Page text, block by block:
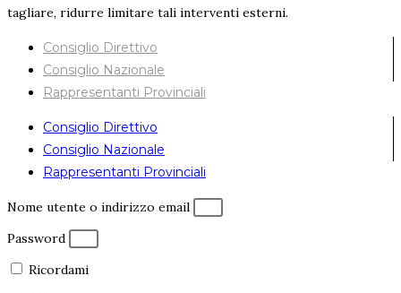
tagliare, ridurre limitare tali interventi esterni.
Consiglio Direttivo
Consiglio Nazionale
Rappresentanti Provinciali
Consiglio Direttivo
Consiglio Nazionale
Rappresentanti Provinciali
Nome utente o indirizzo email
Password
Ricordami